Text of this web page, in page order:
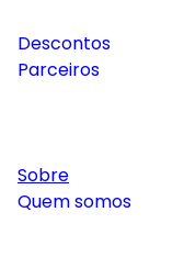
Descontos
Parceiros
Sobre
Quem somos